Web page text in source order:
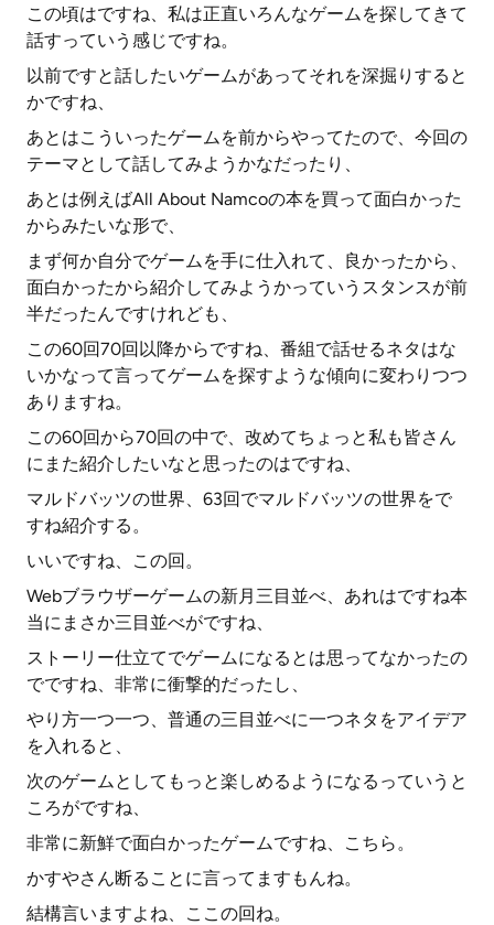
この頃はですね、私は正直いろんなゲームを探してきて
話すっていう感じですね。
以前ですと話したいゲームがあってそれを深掘りすると
かですね、
あとはこういったゲームを前からやってたので、今回の
テーマとして話してみようかなだったり、
あとは例えばAll About Namcoの本を買って面白かった
からみたいな形で、
まず何か自分でゲームを手に仕入れて、良かったから、
面白かったから紹介してみようかっていうスタンスが前
半だったんですけれども、
この60回70回以降からですね、番組で話せるネタはな
いかなって言ってゲームを探すような傾向に変わりつつ
ありますね。
この60回から70回の中で、改めてちょっと私も皆さん
にまた紹介したいなと思ったのはですね、
マルドバッツの世界、63回でマルドバッツの世界をで
すね紹介する。
いいですね、この回。
Webブラウザーゲームの新月三目並べ、あれはですね本
当にまさか三目並べがですね、
ストーリー仕立てでゲームになるとは思ってなかったの
でですね、非常に衝撃的だったし、
やり方一つ一つ、普通の三目並べに一つネタをアイデア
を入れると、
次のゲームとしてもっと楽しめるようになるっていうと
ころがですね、
非常に新鮮で面白かったゲームですね、こちら。
かすやさん断ることに言ってますもんね。
結構言いますよね、ここの回ね。